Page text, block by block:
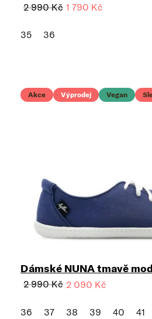
2 990 Kč 1 790 Kč
35 36
Akce Výprodej Vegan
Dámské NUNA tmavě
2 990 Kč 2 090 Kč
36 37 38 39 40 41